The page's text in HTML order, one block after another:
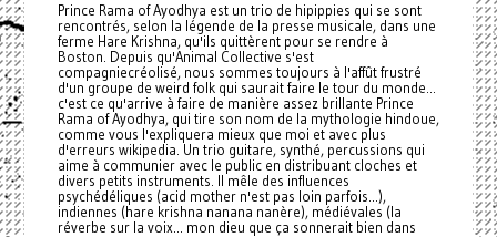
Prince Rama of Ayodhya est un trio de hipippies qui se sont
rencontrés, selon la légende de la presse musicale, dans une
ferme Hare Krishna, qu'ils quittèrent pour se rendre à
Boston. Depuis qu'Animal Collective s'est
compagniecréolisé, nous sommes toujours à l'affût frustré
d'un groupe de weird folk qui saurait faire le tour du monde...
c'est ce qu'arrive à faire de manière assez brillante Prince
Rama of Ayodhya, qui tire son nom de la mythologie hindoue,
comme vous l'expliquera mieux que moi et avec plus
d'erreurs wikipedia. Un trio guitare, synthé, percussions qui
aime à communier avec le public en distribuant cloches et
divers petits instruments. Il mêle des influences
psychédéliques (acid mother n'est pas loin parfois...),
indiennes (hare krishna nanana nanère), médiévales (la
réverbe sur la voix... mon dieu que ça sonnerait bien dans